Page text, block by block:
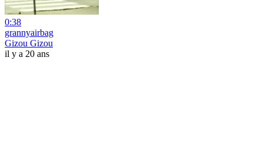
0:38
grannyairbag
Gizou Gizou
il y a 20 ans